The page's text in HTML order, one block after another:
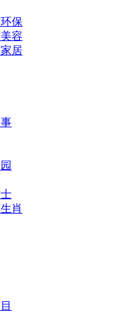
保
容
居
肖